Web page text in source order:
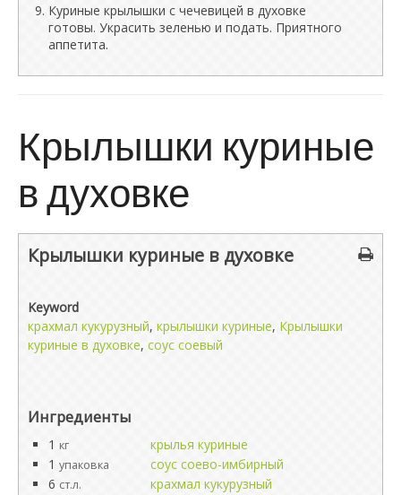
Куриные крылышки с чечевицей в духовке
готовы. Украсить зеленью и подать. Приятного
аппетита.
Крылышки куриные
в духовке
Крылышки куриные в духовке
Keyword
крахмал кукурузный, крылышки куриные, Крылышки
куриные в духовке, соус соевый
Ингредиенты
1 кг
крылья куриные
1 упаковка
соус соево-имбирный
6 ст.л. крахмал кукурузный